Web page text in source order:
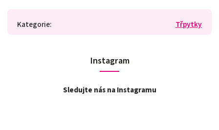
Kategorie: Třpytky
Instagram
Sledujte nás na Instagramu